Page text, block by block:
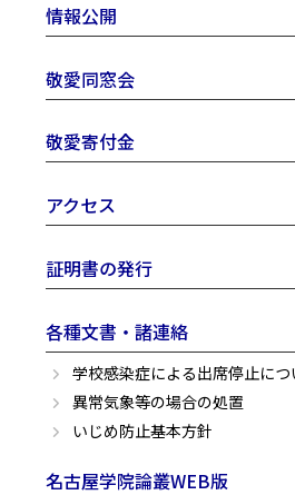
情報公開
敬愛同窓会
敬愛寄付金
アクセス
証明書の発行
各種文書・諸連絡
学校感染症による出席停止につ
異常気象等の場合の処置
いじめ防止基本方針
名古屋学院論叢WEB版